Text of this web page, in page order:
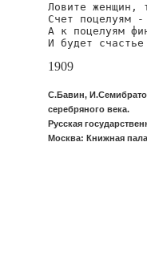
Ловите женщин,
Счет поцелуям
А к поцелуям
И будет
1909
С.Бавин,
серебряного века.
Русская
Москва: Книжная